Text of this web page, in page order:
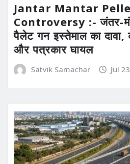
Jantar Mantar
Controversy :- जंतर-
पैलेट गन इस्तेमाल का दावा,
और पत्रकार घायल
Satvik Samachar Jul